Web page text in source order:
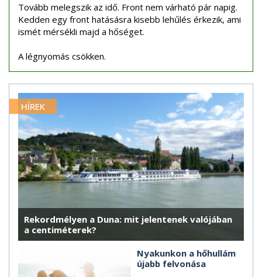
Tovább melegszik az idő. Front nem várható pár napig.
Kedden egy front hatásásra kisebb lehűlés érkezik, ami
ismét mérsékli majd a hőséget.
A légnyomás csökken.
HÍREK
Rekordmélyen a Duna: mit jelentenek valójában
a centiméterek?
Nyakunkon a hőhullám
újabb felvonása